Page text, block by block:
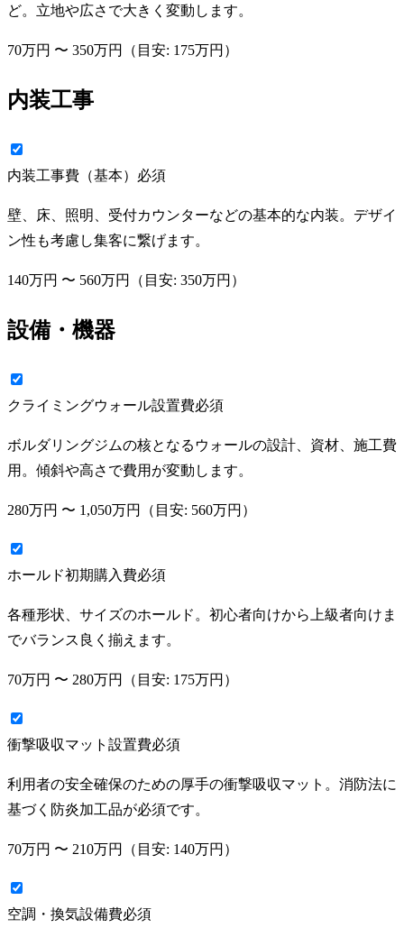
ど。立地や広さで大きく変動します。
70万円 〜 350万円 （目安: 175万円 ）
内装工事
内装工事費（基本） 必須
壁、床、照明、受付カウンターなどの基本的な内装。デザイ
ン性も考慮し集客に繋げます。
140万円 〜 560万円 （目安: 350万円 ）
設備・機器
クライミングウォール設置費必須
ボルダリングジムの核となるウォールの設計、資材、施工費
用。傾斜や高さで費用が変動します。
280万円 〜 1,050万円 （目安: 560万円 ）
ホールド初期購入費必須
各種形状、サイズのホールド。初心者向けから上級者向けま
でバランス良く揃えます。
70万円 〜 280万円 （目安: 175万円 ）
衝撃吸収マット設置費必須
利用者の安全確保のための厚手の衝撃吸収マット。消防法に
基づく防炎加工品が必須です。
70万円 〜 210万円 （目安: 140万円 ）
空調・換気設備費必須